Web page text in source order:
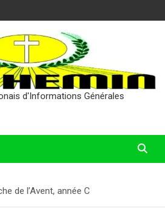
d'Informations Générales
de l’Avent, année C